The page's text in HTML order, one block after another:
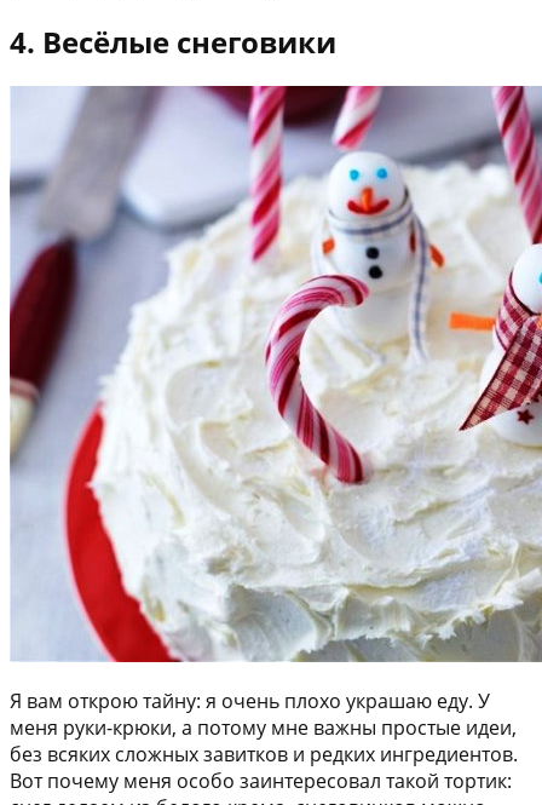
4. Весёлые снеговики
Я вам открою тайну: я очень плохо украшаю еду. У
меня руки-крюки, а потому мне важны простые идеи,
без всяких сложных завитков и редких ингредиентов.
Вот почему меня особо заинтересовал такой тортик: